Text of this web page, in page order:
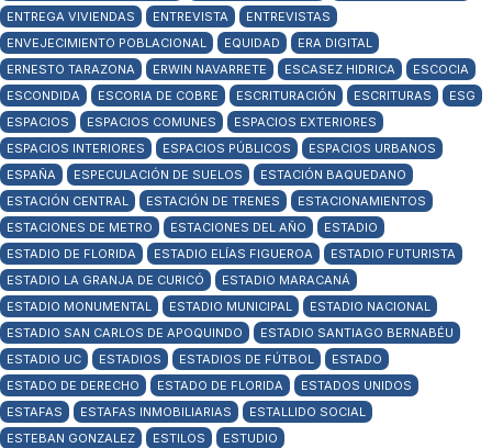
ENTREGA VIVIENDAS
ENTREVISTA
ENTREVISTAS
ENVEJECIMIENTO POBLACIONAL
EQUIDAD
ERA DIGITAL
ERNESTO TARAZONA
ERWIN NAVARRETE ESCASEZ HIDRICA
ESCOCIA
ESCONDIDA
ESCORIA DE COBRE ESCRITURACIÓN ESCRITURAS
ESG
ESPACIOS
ESPACIOS COMUNES
ESPACIOS EXTERIORES
ESPACIOS INTERIORES
ESPACIOS PÚBLICOS
ESPACIOS URBANOS
ESPAÑA
ESPECULACIÓN DE SUELOS
ESTACIÓN BAQUEDANO
ESTACIÓN CENTRAL
ESTACIÓN DE TRENES
ESTACIONAMIENTOS
ESTACIONES DE METRO
ESTACIONES DEL AÑO
ESTADIO
ESTADIO DE FLORIDA
ESTADIO ELÍAS FIGUEROA
ESTADIO FUTURISTA
ESTADIO LA GRANJA DE CURICÓ
ESTADIO MARACANÁ
ESTADIO MONUMENTAL
ESTADIO MUNICIPAL
ESTADIO NACIONAL
ESTADIO SAN CARLOS DE APOQUINDO
ESTADIO SANTIAGO BERNABÉU
ESTADIO UC
ESTADIOS ESTADIOS DE FÚTBOL
ESTADO
ESTADO DE DERECHO
ESTADO DE FLORIDA
ESTADOS UNIDOS
ESTAFAS
ESTAFAS INMOBILIARIAS
ESTALLIDO SOCIAL
ESTEBAN GONZALEZ
ESTILOS
ESTUDIO